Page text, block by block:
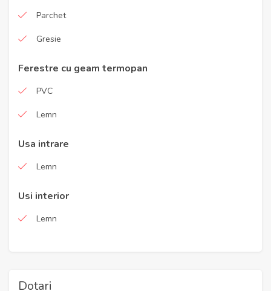
Parchet
Gresie
Ferestre cu geam termopan
PVC
Lemn
Usa intrare
Lemn
Usi interior
Lemn
Dotari